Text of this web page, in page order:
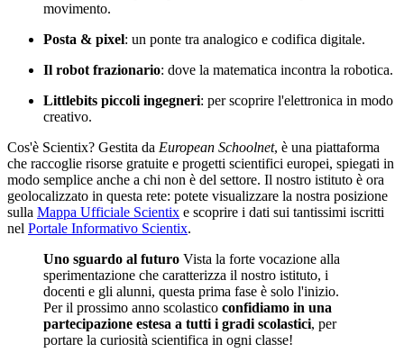
movimento.
Posta & pixel: un ponte tra analogico e codifica digitale.
Il robot frazionario: dove la matematica incontra la robotica.
Littlebits piccoli ingegneri: per scoprire l'elettronica in modo
creativo.
Cos'è Scientix? Gestita da European Schoolnet, è una piattaforma
che raccoglie risorse gratuite e progetti scientifici europei, spiegati in
modo semplice anche a chi non è del settore. Il nostro istituto è ora
geolocalizzato in questa rete: potete visualizzare la nostra posizione
sulla Mappa Ufficiale Scientix e scoprire i dati sui tantissimi iscritti
nel Portale Informativo Scientix.
Uno sguardo al futuro Vista la forte vocazione alla
sperimentazione che caratterizza il nostro istituto, i
docenti e gli alunni, questa prima fase è solo l'inizio.
Per il prossimo anno scolastico confidiamo in una
partecipazione estesa a tutti i gradi scolastici, per
portare la curiosità scientifica in ogni classe!